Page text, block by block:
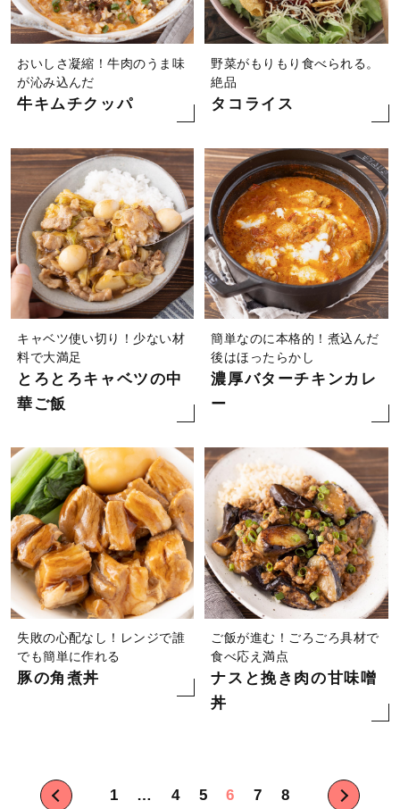
おいしさ凝縮！牛肉のうま味
が沁み込んだ
牛キムチクッパ
野菜がもりもり食べられる。
絶品
タコライス
キャベツ使い切り！少ない材
料で大満足
とろとろキャベツの中
華ご飯
簡単なのに本格的！煮込んだ
後はほったらかし
濃厚バターチキンカレ
ー
失敗の心配なし！レンジで誰
でも簡単に作れる
豚の角煮丼
ご飯が進む！ごろごろ具材で
食べ応え満点
ナスと挽き肉の甘味噌
丼
1 … 4 5 6 7 8